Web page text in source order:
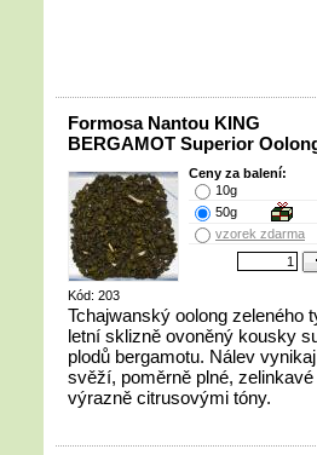
Formosa Nantou KING
BERGAMOT Superior
Kód: 203
Ceny za balení:
10g
50g
vzorek zdarma
Tchajwanský oolong zeleného
letní sklizně ovoněný kousky
plodů bergamotu. Nálev
svěží, poměrně plné,
výrazně citrusovými tóny.